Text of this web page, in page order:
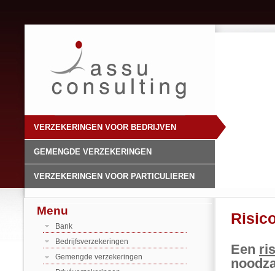
VERZEKERINGEN VOOR BEDRIJVEN
GEMENGDE VERZEKERINGEN
VERZEKERINGEN VOOR PARTICULIEREN
Een
Menu
Bank
Bedrijfsverzekeringen
Gemengde verzekeringen